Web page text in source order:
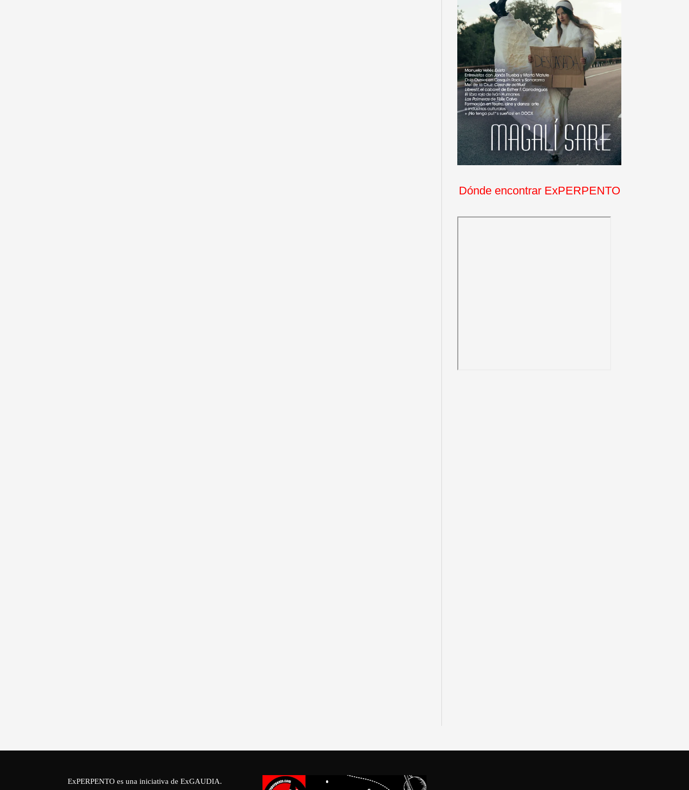
Dónde encontrar ExPERPENTO
ExPERPENTO es una iniciativa de ExGAUDIA.